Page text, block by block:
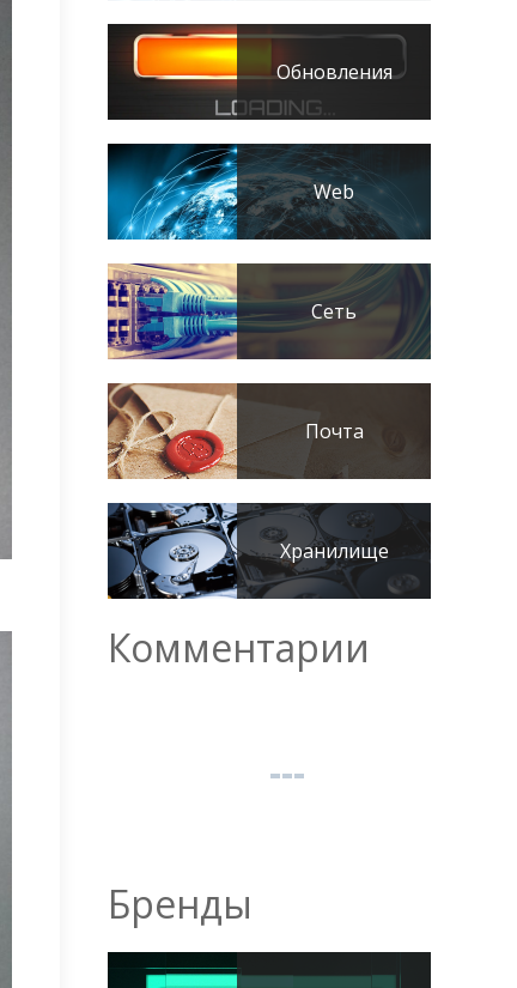
Обновления
Web
Сеть
Почта
Хранилище
Комментарии
Бренды